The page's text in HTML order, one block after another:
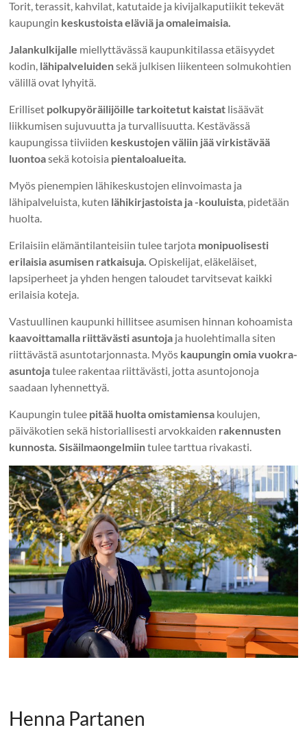
Torit, terassit, kahvilat, katutaide ja kivijalkaputiikit tekevät
kaupungin keskustoista eläviä ja omaleimaisia.
Jalankulkijalle miellyttävässä kaupunkitilassa etäisyydet
kodin, lähipalveluidensekä julkisen liikenteen solmukohtien
välillä ovat lyhyitä.
Erilliset polkupyöräilijöille tarkoitetut kaistat lisäävät
liikkumisen sujuvuutta ja turvallisuutta. Kestävässä
kaupungissa tiiviiden keskustojen väliin jää virkistävää
luontoasekä kotoisia pientaloalueita.
Myös pienempien lähikeskustojen elinvoimasta ja
lähipalveluista, kuten lähikirjastoista ja -kouluista, pidetään
huolta.
Erilaisiin elämäntilanteisiin tulee tarjota monipuolisesti
erilaisia asumisen ratkaisuja. Opiskelijat, eläkeläiset,
lapsiperheet ja yhden hengen taloudet tarvitsevat kaikki
erilaisia koteja.
Vastuullinen kaupunki hillitsee asumisen hinnan kohoamista
kaavoittamalla riittävästi asuntoja ja huolehtimalla siten
riittävästä asuntotarjonnasta. Myös kaupungin omia vuokra-
asuntojatulee rakentaa riittävästi, jotta asuntojonoja
saadaan lyhennettyä.
Kaupungin tulee pitää huolta omistamiensa koulujen,
päiväkotien sekä historiallisesti arvokkaiden rakennusten
kunnosta. Sisäilmaongelmiintulee tarttua rivakasti.
Henna Partanen